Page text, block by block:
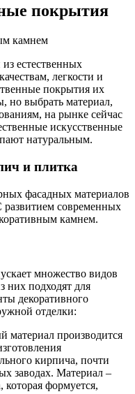
покрытия
естественных
легкости и
покрытия их
но выбрать материал,
на рынке сейчас
искусственные
натуральным.
и плитка
фасадных материалов
современных
камнем.
множество видов
них подходят для
декоративного
отделки:
материал производится
кирпича, почти
заводах. Материал –
которая формуется,